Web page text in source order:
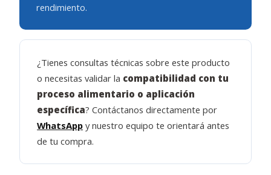
rendimiento.
¿Tienes consultas técnicas sobre este producto
o necesitas validar la compatibilidad con tu
proceso alimentario o aplicación
específica? Contáctanos directamente por
WhatsApp y nuestro equipo te orientará antes
de tu compra.